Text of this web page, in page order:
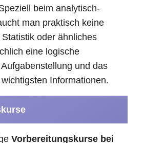
beim analytisch-
man praktisch keine
oder ähnliches
eine logische
und das
Informationen.
Vorbereitungskurse bei